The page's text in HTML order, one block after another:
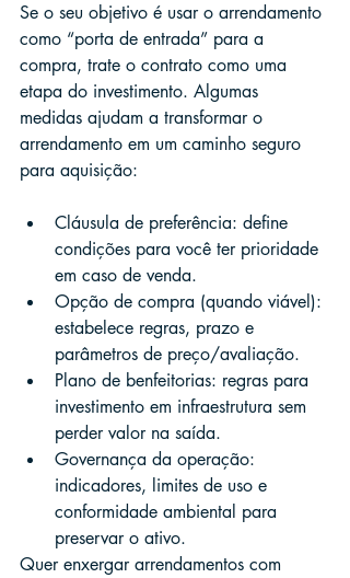
Se o seu objetivo é usar o arrendamento
como “porta de entrada” para a
compra, trate o contrato como uma
etapa do investimento. Algumas
medidas ajudam a transformar o
arrendamento em um caminho seguro
para aquisição:
Cláusula de preferência: define
condições para você ter prioridade
em caso de venda.
Opção de compra (quando viável):
estabelece regras, prazo e
parâmetros de preço/avaliação.
Plano de benfeitorias: regras para
investimento em infraestrutura sem
perder valor na saída.
Governança da operação:
indicadores, limites de uso e
conformidade ambiental para
preservar o ativo.
Quer enxergar arrendamentos com